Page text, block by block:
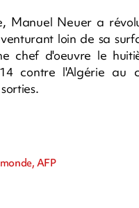
Manuel Neuer a
loin de sa
chef d'oeuvre le
contre l'Algérie au
AFP